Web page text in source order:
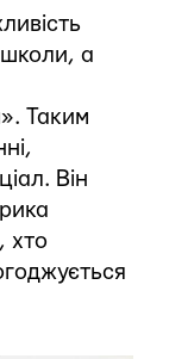
а
Таким
Він
хто